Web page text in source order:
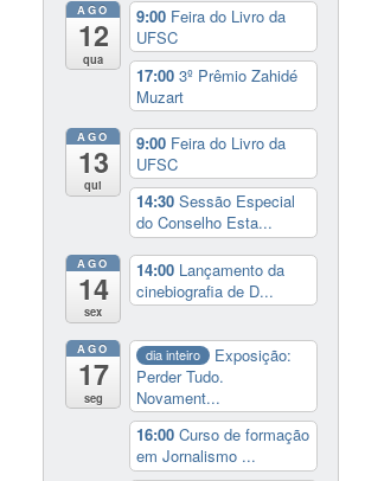
AGO
12
qua
9:00 Feira do Livro da
UFSC
17:003º Prêmio Zahidé
Muzart
AGO
13
qui
9:00 Feira do Livro da
UFSC
14:30Sessão Especial
do Conselho Esta...
AGO
14
sex
14:00 Lançamento da
cinebiografia de D...
AGO
17
seg
dia inteiro
Exposição:
Perder Tudo.
Novament...
16:00Curso de formação
em Jornalismo ...